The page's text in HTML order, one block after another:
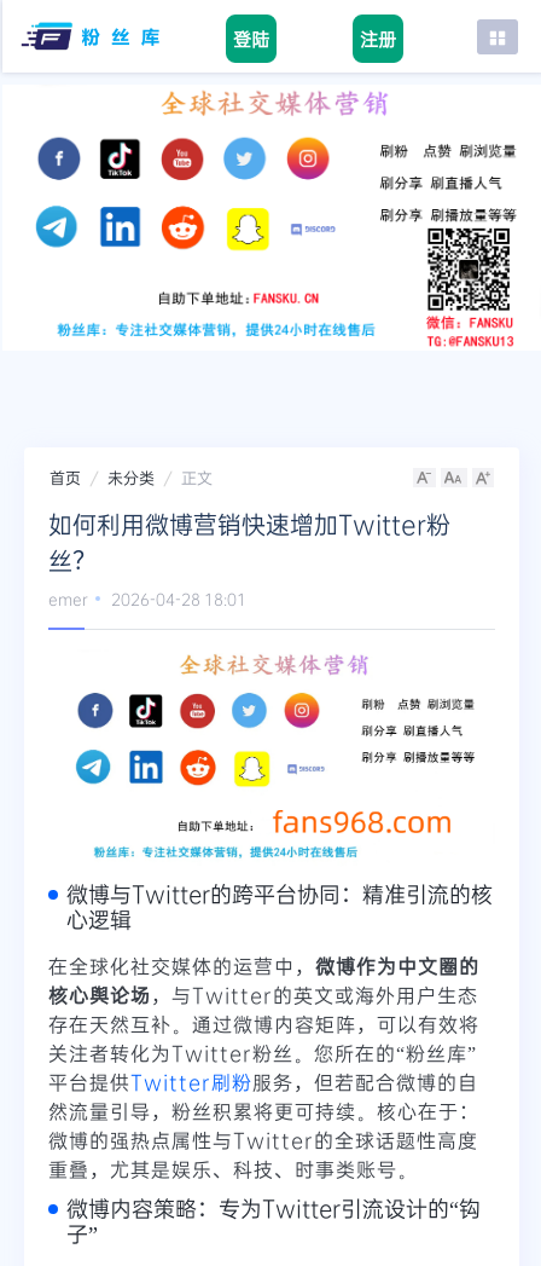
登陆 注册
首页
tiktok
youtube
instagram
首页 未分类 正文
如何利用微博营销快速增加Twitter粉
丝？
emer 2026-04-28 18:01
微博与Twitter的跨平台协同：精准引流的核
心逻辑
在全球化社交媒体的运营中， 微博作为中文圈的
核心舆论场，与Twitter的英文或海外用户生态
存在天然互补。通过微博内容矩阵，可以有效将
关注者转化为Twitter粉丝。您所在的“粉丝库”
平台提供Twitter刷粉服务，但若配合微博的自
然流量引导，粉丝积累将更可持续。核心在于：
微博的强热点属性与Twitter的全球话题性高度
重叠，尤其是娱乐、科技、时事类账号。
微博内容策略：专为Twitter引流设计的“钩
子”